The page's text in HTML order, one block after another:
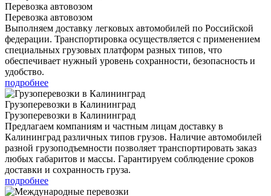
Перевозка автовозом
Перевозка автовозом
Выполняем доставку легковых автомобилей по Российской
федерации. Транспортировка осуществляется с применением
специальных грузовых платформ разных типов, что
обеспечивает нужный уровень сохранности, безопасность и
удобство.
подробнее
Грузоперевозки в Калининград
Грузоперевозки в Калининград
Предлагаем компаниям и частным лицам доставку в
Калининград различных типов грузов. Наличие автомобилей
разной грузоподъемности позволяет транспортировать заказ
любых габаритов и массы. Гарантируем соблюдение сроков
доставки и сохранность груза.
подробнее